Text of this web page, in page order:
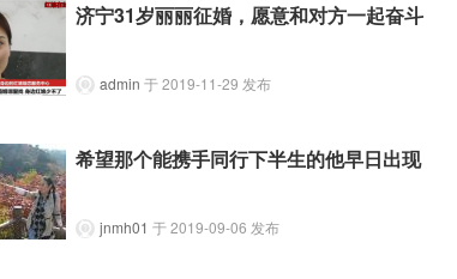
济宁31岁丽丽征婚，愿意和对方一起奋斗
admin 于 2019-11-29 发布
希望那个能携手同行下半生的他早日出现
jnmh01 于 2019-09-06 发布